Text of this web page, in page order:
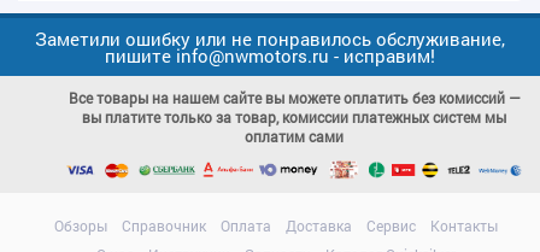
Заметили ошибку или не понравилось обслуживание,
пишите info@nwmotors.ru - исправим!
Все товары на нашем сайте вы можете оплатить без комиссий —
вы платите только за товар, комиссии платежных систем мы
оплатим сами
Обзоры Справочник Оплата Доставка Сервис
Контакты